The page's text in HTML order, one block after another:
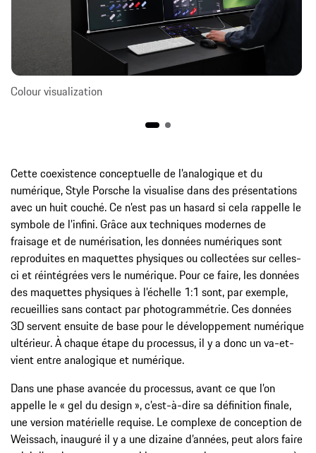
Colour visualization
Cette coexistence conceptuelle de l’analogique et du
numérique, Style Porsche la visualise dans des présentations
avec un huit couché. Ce n’est pas un hasard si cela rappelle le
symbole de l’infini. Grâce aux techniques modernes de
fraisage et de numérisation, les données numériques sont
reproduites en maquettes physiques ou collectées sur celles-
ci et réintégrées vers le numérique. Pour ce faire, les données
des maquettes physiques à l’échelle 1:1 sont, par exemple,
recueillies sans contact par photogrammétrie. Ces données
3D servent ensuite de base pour le développement numérique
ultérieur. À chaque étape du processus, il y a donc un va-et-
vient entre analogique et numérique.
Dans une phase avancée du processus, avant ce que l’on
appelle le « gel du design », c’est-à-dire sa définition finale,
une version matérielle requise. Le complexe de conception de
Weissach, inauguré il y a une dizaine d’années, peut alors faire